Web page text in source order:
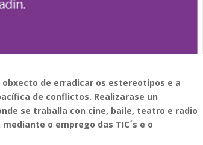
de erradicar os estereotipos e a
de conflictos. Realizarase un
se traballa con cine, baile, teatro e radio
o emprego das TIC´s e o